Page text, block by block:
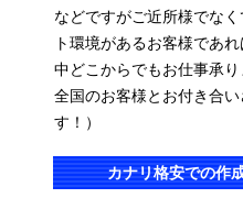
などですがご近所様でな
ト環境があるお客様であ
中どこからでもお仕事承
全国のお客様とお付き合
す！）
カナリ格安での作